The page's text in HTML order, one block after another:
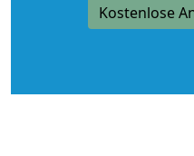
Kostenlose